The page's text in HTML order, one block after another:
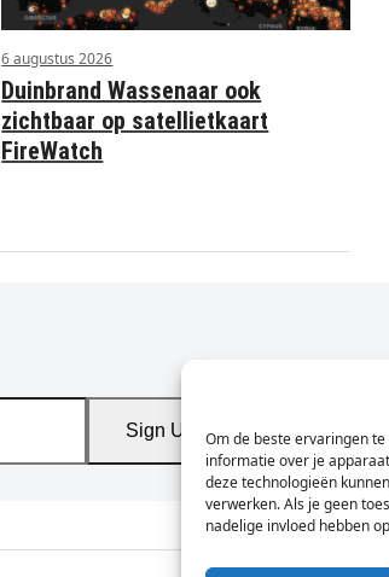
Om de beste ervaringen
informatie over je
deze technologieën
verwerken. Als je geen
nadelige invloed hebben
6 augustus 2026
Duinbrand Wassenaar ook
zichtbaar op satellietkaart
FireWatch
Sign Up